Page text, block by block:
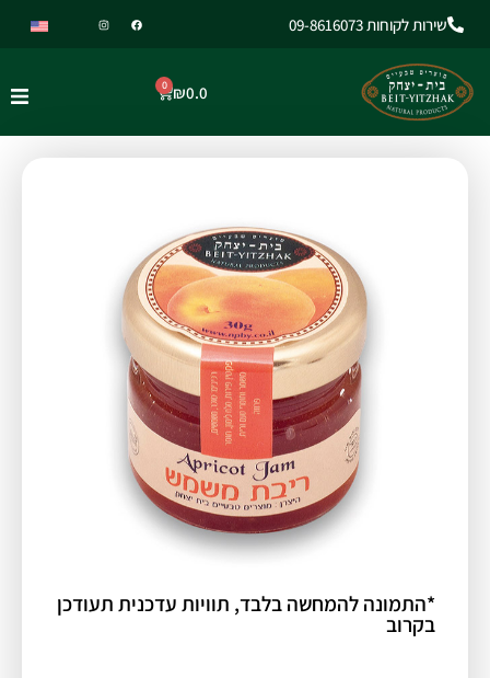
שירות לקוחות 09-8616073
₪0.0
0
*התמונה להמחשה בלבד, תוויות עדכנית תעודכן
בקרוב